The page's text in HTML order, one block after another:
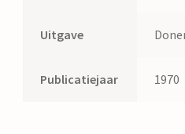
Uitgave
Publicatiejaar 1970